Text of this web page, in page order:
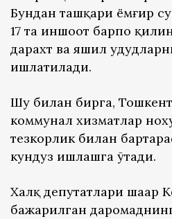
Бундан ташқари ёмғир
17 та иншоот барпо
дарахт ва яшил
ишлатилади.
Шу билан бирга, Тошкент
коммунал хизматлар
тезкорлик билан
кундуз ишлашга ўтади.
Халқ депутатлари шаҳар
бажарилган